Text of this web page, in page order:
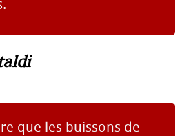
que les buissons de